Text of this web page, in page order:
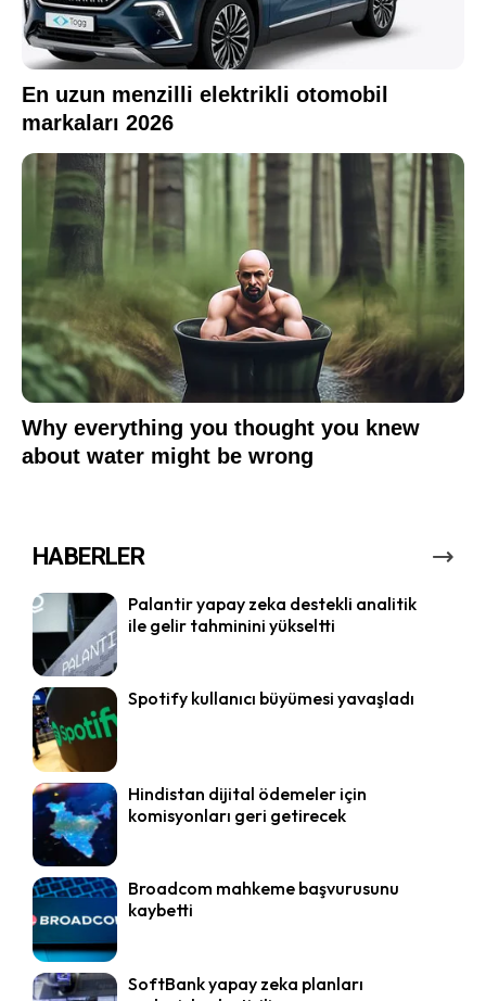
HABERLER
Palantir yapay zeka destekli analitik
ile gelir tahminini yükseltti
Spotify kullanıcı büyümesi yavaşladı
Hindistan dijital ödemeler için
komisyonları geri getirecek
Broadcom mahkeme başvurusunu
kaybetti
SoftBank yapay zeka planları